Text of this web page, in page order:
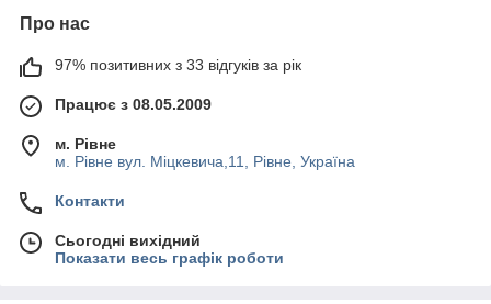
Про нас
97% позитивних з 33 відгуків за рік
Працює з 08.05.2009
м. Рівне
м. Рівне вул. Міцкевича,11, Рівне, Україна
Контакти
Сьогодні вихідний
Показати весь графік роботи